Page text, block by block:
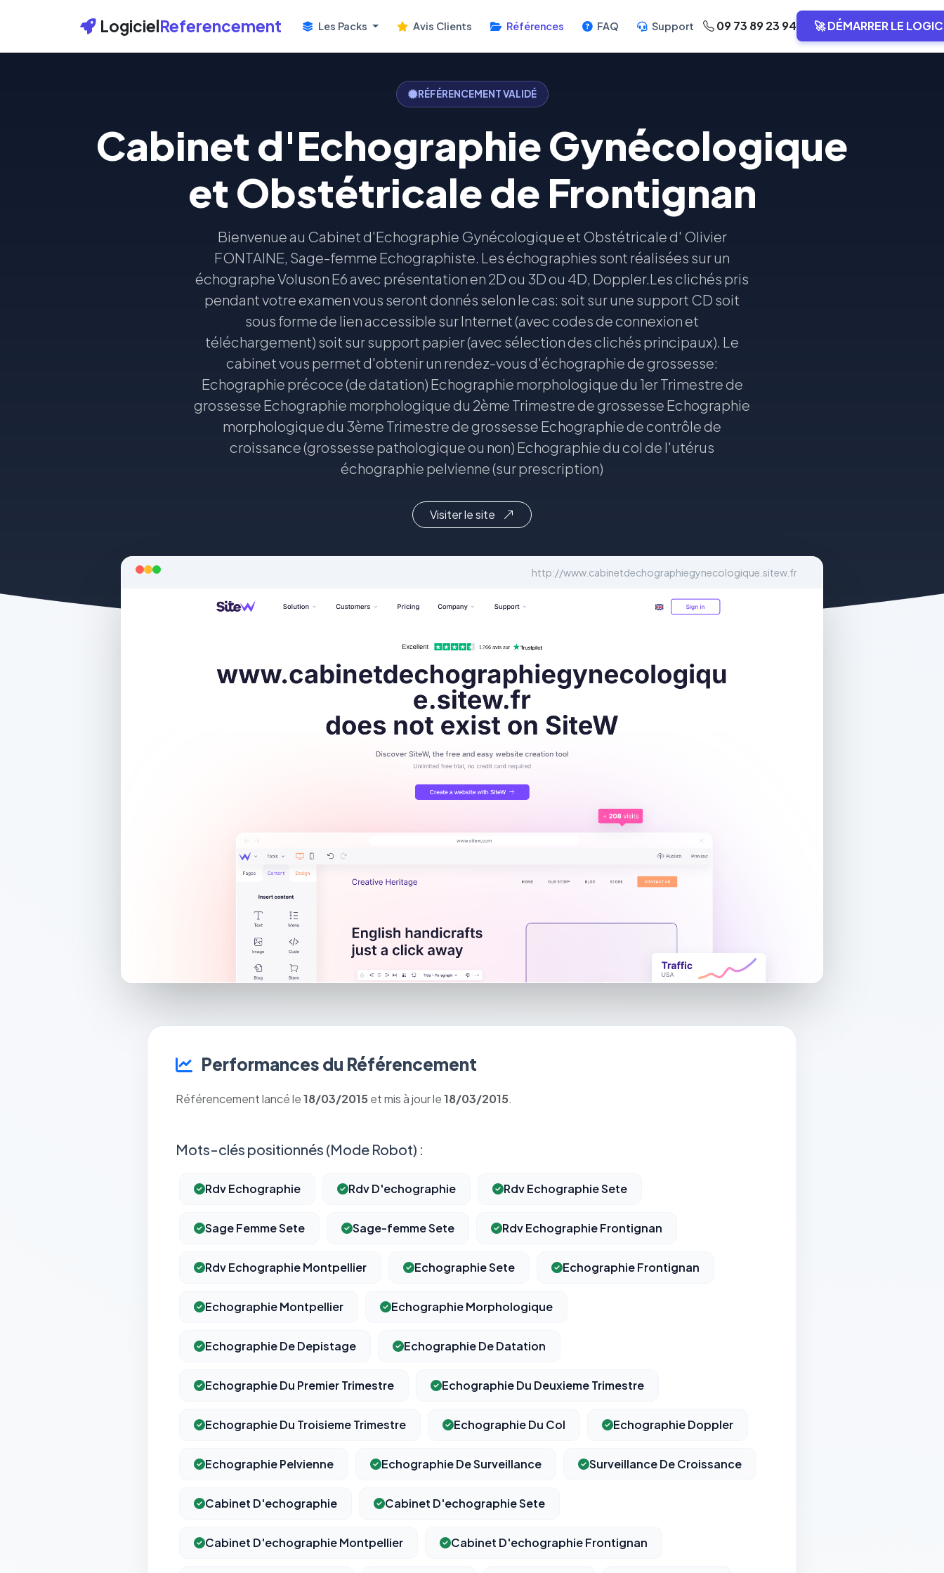
LogicielReferencement Les Packs Avis Clients Références FAQ Support 09 73 89 23 94 🚀 DÉMARRER LE
RÉFÉRENCEMENT VALIDÉ
Cabinet d'Echographie Gynécologique
et Obstétricale de Frontignan
Bienvenue au Cabinet d'Echographie Gynécologique et Obstétricale d' Olivier
FONTAINE, Sage-femme Echographiste. Les échographies sont réalisées sur un
échographe Voluson E6 avec présentation en 2D ou 3D ou 4D, Doppler.Les clichés pris
pendant votre examen vous seront donnés selon le cas: soit sur une support CD soit
sous forme de lien accessible sur Internet (avec codes de connexion et
téléchargement) soit sur support papier (avec sélection des clichés principaux). Le
cabinet vous permet d'obtenir un rendez-vous d'échographie de grossesse:
Echographie précoce (de datation) Echographie morphologique du 1er Trimestre de
grossesse Echographie morphologique du 2ème Trimestre de grossesse Echographie
morphologique du 3ème Trimestre de grossesse Echographie de contrôle de
croissance (grossesse pathologique ou non) Echographie du col de l'utérus
échographie pelvienne (sur prescription)
Visiter le site
http://www.cabinetdechographiegynecologique.sitew.fr
Performances du Référencement
Référencement lancé le18/03/2015 et mis à jour le18/03/2015.
Mots-clés positionnés (Mode Robot) :
Rdv Echographie Rdv D'echographie Rdv Echographie Sete
Sage Femme Sete Sage-femme Sete Rdv Echographie Frontignan
Rdv Echographie Montpellier Echographie Sete Echographie Frontignan
Echographie Montpellier Echographie Morphologique
Echographie De Depistage Echographie De Datation
Echographie Du Premier Trimestre Echographie Du Deuxieme Trimestre
Echographie Du Troisieme Trimestre Echographie Du Col Echographie Doppler
Echographie Pelvienne Echographie De Surveillance Surveillance De Croissance
Cabinet D'echographie Cabinet D'echographie Sete
Cabinet D'echographie Montpellier Cabinet D'echographie Frontignan
Cookies essentiels TOUJOURS ACTIF
pas être désactivés.
Cookies analytiques
(pages visitées, durée de visite) pour l'améliorer. Données
anonymisées via Google Analytics.